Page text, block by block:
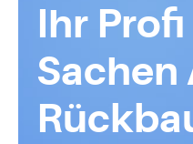
Ihr Profi
Sachen